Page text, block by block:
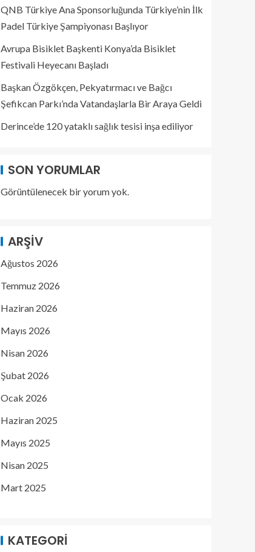
QNB Türkiye Ana Sponsorluğunda Türkiye’nin İlk
Padel Türkiye Şampiyonası Başlıyor
Avrupa Bisiklet Başkenti Konya’da Bisiklet
Festivali Heyecanı Başladı
Başkan Özgökçen, Pekyatırmacı ve Bağcı
Şefikcan Parkı’nda Vatandaşlarla Bir Araya Geldi
Derince’de 120 yataklı sağlık tesisi inşa ediliyor
SON YORUMLAR
Görüntülenecek bir yorum yok.
ARŞIV
Ağustos 2026
Temmuz 2026
Haziran 2026
Mayıs 2026
Nisan 2026
Şubat 2026
Ocak 2026
Haziran 2025
Mayıs 2025
Nisan 2025
Mart 2025
KATEGORI